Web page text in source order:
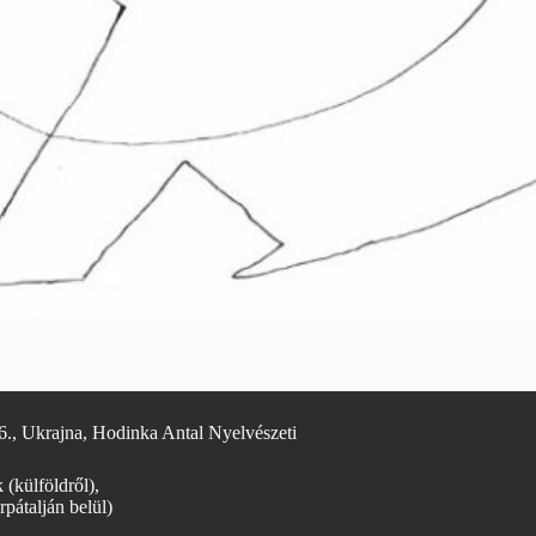
Ukrajna, Hodinka Antal Nyelvészeti
(külföldről),
belül)